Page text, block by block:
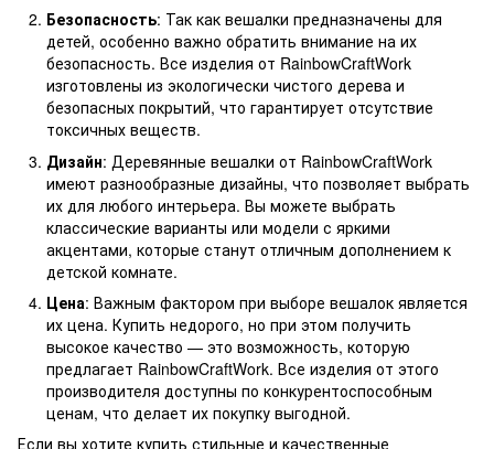
Безопасность: Так как вешалки предназначены для
детей, особенно важно обратить внимание на их
безопасность. Все изделия от RainbowCraftWork
изготовлены из экологически чистого дерева и
безопасных покрытий, что гарантирует отсутствие
токсичных веществ.
Дизайн: Деревянные вешалки от RainbowCraftWork
имеют разнообразные дизайны, что позволяет выбрать
их для любого интерьера. Вы можете выбрать
классические варианты или модели с яркими
акцентами, которые станут отличным дополнением к
детской комнате.
Цена: Важным фактором при выборе вешалок является
их цена. Купить недорого, но при этом получить
высокое качество — это возможность, которую
предлагает RainbowCraftWork. Все изделия от этого
производителя доступны по конкурентоспособным
ценам, что делает их покупку выгодной.
Если вы хотите купить стильные и качественные